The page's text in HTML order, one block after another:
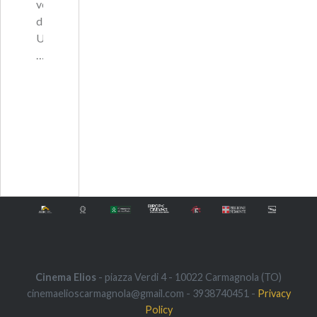
vera
di
Ugyen,
…
Cinema Elios - piazza Verdi 4 - 10022 Carmagnola (TO)
cinemaelioscarmagnola@gmail.com - 3938740451 - Privacy
Policy